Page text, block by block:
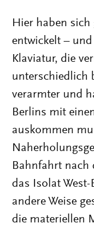
Hier haben
entwickelt –
Klaviatur, die
unterschiedlich
verarmter und
Berlins mit
auskommen
Bahnfahrt nach
das Isolat
andere Weise
die materiellen